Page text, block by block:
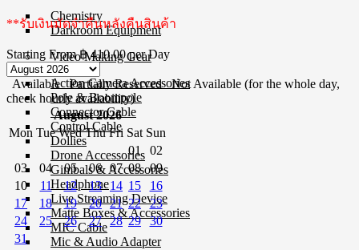
Chemistry
Darkroom Equipment
Video Making Gear
Action Camera Accessories
Pole & Boompole
Connector Cable
Control Cable
Dollies
Drone Accessories
Gimbals & Accessories
Headphone
Live Streaming Device
Matte Boxes & Accessories
MIC Cable
Mic & Audio Adapter
**รับเงินมัดจำคืนหลังคืนสินค้า
Starting From ฿ 410.00 per Day
Available Partially Reserved
Not Available (for the whole day,
check hourly availability)
August 2026
Mon Tue Wed Thu Fri Sat Sun
01
02
03
04 05 06 07 08
09
10
11 12 13 14 15
16
17
18 19 20 21 22
23
24
25 26 27 28 29
30
31